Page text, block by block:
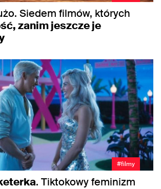
Siedem filmów, których
zanim jeszcze je
#filmy
. Tiktokowy feminizm